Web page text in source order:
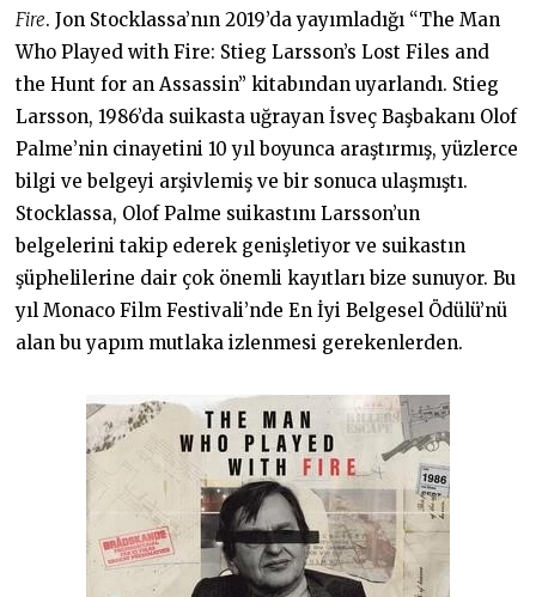
Fire. Jon Stocklassa’nın 2019’da yayımladığı “The Man
Who Played with Fire: Stieg Larsson’s Lost Files and
the Hunt for an Assassin” kitabından uyarlandı. Stieg
Larsson, 1986’da suikasta uğrayan İsveç Başbakanı Olof
Palme’nin cinayetini 10 yıl boyunca araştırmış, yüzlerce
bilgi ve belgeyi arşivlemiş ve bir sonuca ulaşmıştı.
Stocklassa, Olof Palme suikastını Larsson’un
belgelerini takip ederek genişletiyor ve suikastın
şüphelilerine dair çok önemli kayıtları bize sunuyor. Bu
yıl Monaco Film Festivali’nde En İyi Belgesel Ödülü’nü
alan bu yapım mutlaka izlenmesi gerekenlerden.